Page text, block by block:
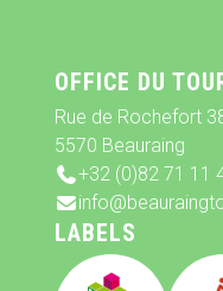
OFFICE DU
Rue de Rochefort
5570 Beauraing
+32 (0)82 71 11
LABELS